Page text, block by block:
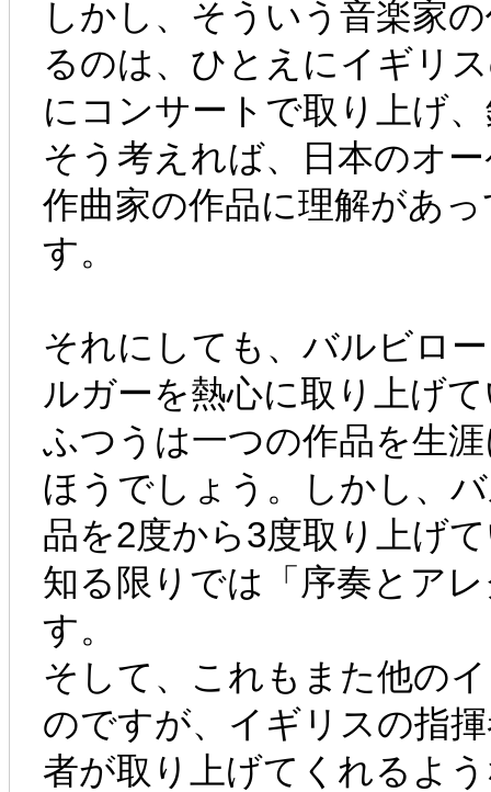
しかし、そういう音楽家
るのは、ひとえにイギリ
にコンサートで取り上げ
そう考えれば、日本のオ
作曲家の作品に理解があ
す。
それにしても、バルビロ
ルガーを熱心に取り上げ
ふつうは一つの作品を生
ほうでしょう。しかし、
品を2度から3度取り上げ
知る限りでは「序奏とア
す。
そして、これもまた他の
のですが、イギリスの指
者が取り上げてくれるよ